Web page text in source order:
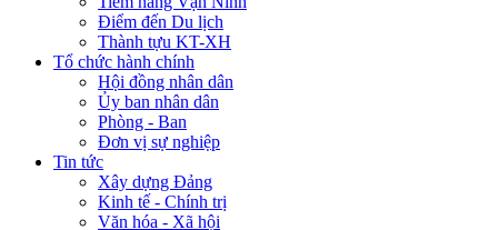
Điểm đến Du lịch
Thành tựu KT-XH
Tổ chức hành chính
Hội đồng nhân dân
Ủy ban nhân dân
Phòng - Ban
Đơn vị sự nghiệp
Tin tức
Xây dựng Đảng
Kinh tế - Chính trị
Văn hóa - Xã hội